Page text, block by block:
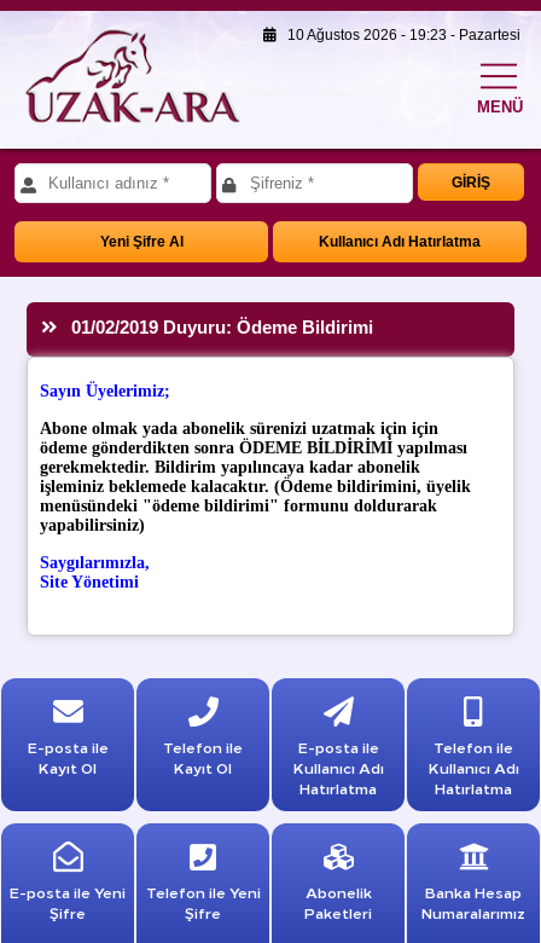
10 Ağustos 2026 - 19:23 - Pazartesi
MENÜ
GİRİŞ
Yeni Şifre Al Kullanıcı Adı Hatırlatma
01/02/2019 Duyuru: Ödeme Bildirimi
Sayın Üyelerimiz;
Abone olmak yada abonelik sürenizi uzatmak için için
ödeme gönderdikten sonra ÖDEME BİLDİRİMİ yapılması
gerekmektedir. Bildirim yapılıncaya kadar abonelik
işleminiz beklemede kalacaktır.(Ödeme bildirimini, üyelik
menüsündeki "ödeme bildirimi" formunu doldurarak
yapabilirsiniz)
Saygılarımızla,
Site Yönetimi
E-posta ile
Kayıt Ol
Telefon ile
Kayıt Ol
E-posta ile
Kullanıcı Adı
Hatırlatma
Telefon ile
Kullanıcı Adı
Hatırlatma
E-posta ile Yeni
Şifre
Telefon ile Yeni
Şifre
Abonelik
Paketleri
Banka Hesap
Numaralarımız